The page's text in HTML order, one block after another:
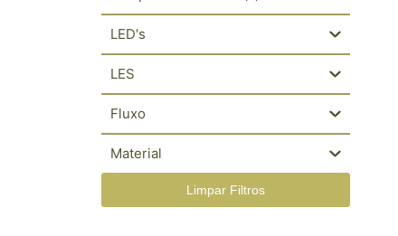
LED's
LES
Fluxo
Material
Limpar Filtros